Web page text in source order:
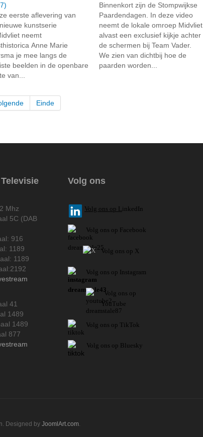
eerste aflevering van
kunstserie
neemt
Anne Marie
je mee langs de
beelden in de openbare
van...
Binnenkort zijn de Stompwijkse
Paardendagen. In deze video
neemt de lokale omroep Midvliet
alvast een exclusief kijkje achter
de schermen bij Team Vader.
We zien van dichtbij hoe de
paarden worden...
Einde
Mhz
5C (DAB
916
1189
1189
41
1489
1489
877
Volg ons
Volg ons op L inkedIn
Volg ons op Facebook
Volg ons op X
Volg ons op Instagram
Volg ons op
YouTube
Volg ons op TikTok
Volg ons op Bluesky
Designed by JoomlArt.com